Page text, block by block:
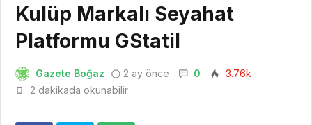
Kulüp Markalı Seyahat
Platformu GStatil
Gazete Boğaz 2 ay önce 0
3.76k
2 dakikada okunabilir